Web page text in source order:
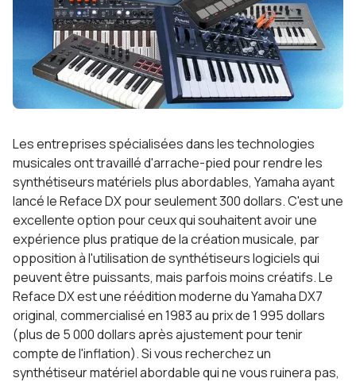
Les entreprises spécialisées dans les technologies
musicales ont travaillé d'arrache-pied pour rendre les
synthétiseurs matériels plus abordables, Yamaha ayant
lancé le Reface DX pour seulement 300 dollars. C'est une
excellente option pour ceux qui souhaitent avoir une
expérience plus pratique de la création musicale, par
opposition à l'utilisation de synthétiseurs logiciels qui
peuvent être puissants, mais parfois moins créatifs. Le
Reface DX est une réédition moderne du Yamaha DX7
original, commercialisé en 1983 au prix de 1 995 dollars
(plus de 5 000 dollars après ajustement pour tenir
compte de l'inflation). Si vous recherchez un
synthétiseur matériel abordable qui ne vous ruinera pas,